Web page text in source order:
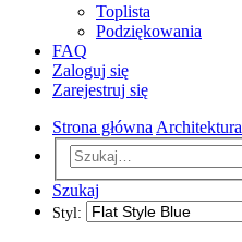
Toplista
Podziękowania
FAQ
Zaloguj się
Zarejestruj się
Strona główna Architektura
Szukaj
Styl: